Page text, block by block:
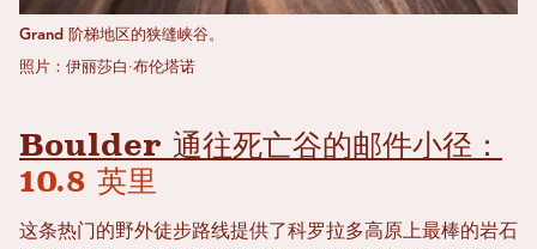
Grand 阶梯地区的狭缝峡谷。
照片：伊丽莎白·布伦塔诺
Boulder 通往死亡谷的邮件小径：
10.8 英里
这条热门的野外徒步路线提供了科罗拉多高原上最棒的岩石